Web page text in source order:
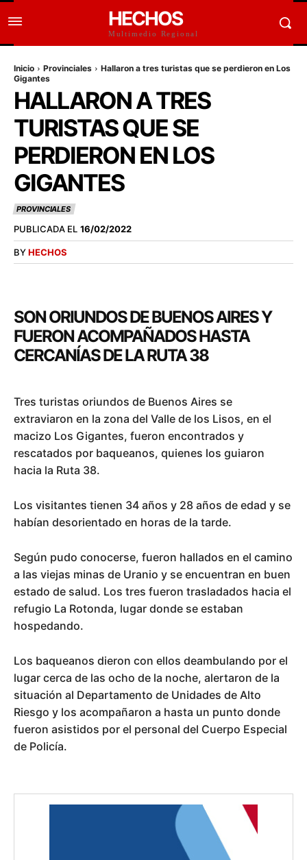
HECHOS
Multimedio Regional
Inicio Provinciales
Hallaron a tres turistas que se perdieron en Los
Gigantes
HALLARON A TRES
TURISTAS QUE SE
PERDIERON EN LOS
GIGANTES
PROVINCIALES
PUBLICADA EL 16/02/2022
BYHECHOS
SON ORIUNDOS DE BUENOS AIRES Y
FUERON ACOMPAÑADOS HASTA
CERCANÍAS DE LA RUTA 38
Tres turistas oriundos de Buenos Aires se
extraviaron en la zona del Valle de los Lisos, en el
macizo Los Gigantes, fueron encontrados y
rescatados por baqueanos, quienes los guiaron
hacia la Ruta 38.
Los visitantes tienen 34 años y 28 años de edad y se
habían desorientado en horas de la tarde.
Según pudo conocerse, fueron hallados en el camino
a las viejas minas de Uranio y se encuentran en buen
estado de salud. Los tres fueron trasladados hacia el
refugio La Rotonda, lugar donde se estaban
hospedando.
Los baqueanos dieron con ellos deambulando por el
lugar cerca de las ocho de la noche, alertaron de la
situación al Departamento de Unidades de Alto
Riesgo y los acompañaron a hasta un punto donde
fueron asistidos por el personal del Cuerpo Especial
de Policía.